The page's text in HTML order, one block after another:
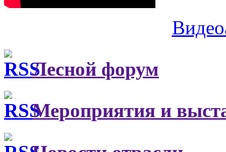
Лесной форум
Мероприятия и